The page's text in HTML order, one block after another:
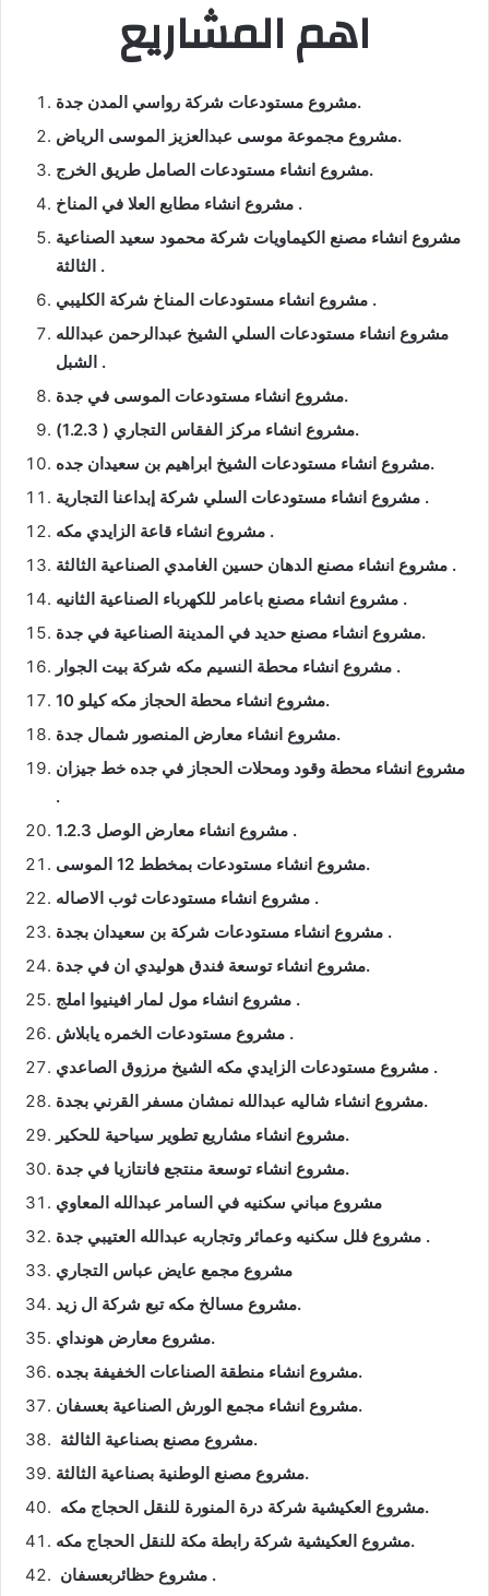
اهم المشاريع
مشروع مستودعات شركة رواسي المدن جدة.
مشروع مجموعة موسى عبدالعزيز الموسى الرياض.
مشروع انشاء مستودعات الصامل طريق الخرج.
مشروع انشاء مطابع العلا في المناخ .
مشروع انشاء مصنع الكيماويات شركة محمود سعيد الصناعية
الثالثة .
مشروع انشاء مستودعات المناخ شركة الكليبي .
مشروع انشاء مستودعات السلي الشيخ عبدالرحمن عبدالله
الشبل .
مشروع انشاء مستودعات الموسى في جدة.
مشروع انشاء مركز الفقاس التجاري ( 1.2.3).
مشروع انشاء مستودعات الشيخ ابراهيم بن سعيدان جده.
مشروع انشاء مستودعات السلي شركة إبداعنا التجارية .
مشروع انشاء قاعة الزايدي مكه .
مشروع انشاء مصنع الدهان حسين الغامدي الصناعية الثالثة .
مشروع انشاء مصنع باعامر للكهرباء الصناعية الثانيه .
مشروع انشاء مصنع حديد في المدينة الصناعية في جدة.
مشروع انشاء محطة النسيم مكه شركة بيت الجوار .
مشروع انشاء محطة الحجاز مكه كيلو 10.
مشروع انشاء معارض المنصور شمال جدة.
مشروع انشاء محطة وقود ومحلات الحجاز في جده خط جيزان
.
مشروع انشاء معارض الوصل 1.2.3 .
مشروع انشاء مستودعات بمخطط 12 الموسى.
مشروع انشاء مستودعات ثوب الاصاله .
مشروع انشاء مستودعات شركة بن سعيدان بجدة .
مشروع انشاء توسعة فندق هوليدي ان في جدة.
مشروع انشاء مول لمار افينيوا املج .
مشروع مستودعات الخمره يابلاش .
مشروع مستودعات الزايدي مكه الشيخ مرزوق الصاعدي .
مشروع انشاء شاليه عبدالله نمشان مسفر القرني بجدة.
مشروع انشاء مشاريع تطوير سياحية للحكير.
مشروع انشاء توسعة منتجع فانتازيا في جدة.
مشروع مباني سكنيه في السامر عبدالله المعاوي
مشروع فلل سكنيه وعمائر وتجاربه عبدالله العتيبي جدة .
مشروع مجمع عايض عباس التجاري
مشروع مسالخ مكه تبع شركة ال زيد.
مشروع معارض هونداي.
مشروع انشاء منطقة الصناعات الخفيفة بجده.
مشروع انشاء مجمع الورش الصناعية بعسفان.
مشروع مصنع بصناعية الثالثة.
مشروع مصنع الوطنية بصناعية الثالثة.
مشروع العكيشية شركة درة المنورة للنقل الحجاج مكه.
مشروع العكيشية شركة رابطة مكة للنقل الحجاج مكه.
مشروع حظائربعسفان .